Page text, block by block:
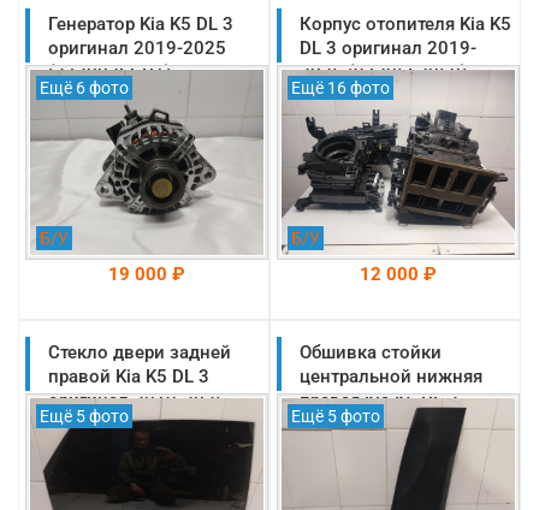
На складе: Раменское
-->
На складе: Раменское
-->
Генератор Kia K5 DL 3
оригинал 2019-2025
(373002SGD1)
Ещё 6 фото
Б/У
19 000 ₽
На складе: Раменское
-->
Корпус отопителя Kia K5
DL 3 оригинал 2019-
2025 (97205L2050)
Ещё 16 фото
Б/У
12 000 ₽
На складе: Раменское
-->
Стекло двери задней
правой Kia K5 DL 3
оригинал 2019-2025
(83420L2010)
Ещё 5 фото
Обшивка стойки
центральной нижняя
правая Kia K5 DL 3
оригинал 2019-2025
(85845L2000WK)
Ещё 5 фото